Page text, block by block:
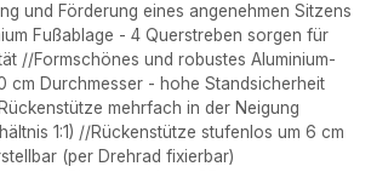
und Förderung eines angenehmen Sitzens
Fußablage - 4 Querstreben sorgen für
//Formschönes und robustes Aluminium-
cm Durchmesser - hohe Standsicherheit
mehrfach in der Neigung
1:1) //Rückenstütze stufenlos um 6 cm
(per Drehrad fixierbar)